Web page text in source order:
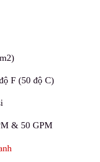
F (50 độ C)
& 50 GPM